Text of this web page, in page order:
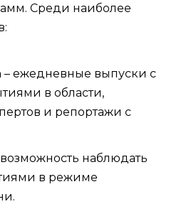
Среди наиболее
– ежедневные выпуски с
в области,
и репортажи с
наблюдать
в режиме